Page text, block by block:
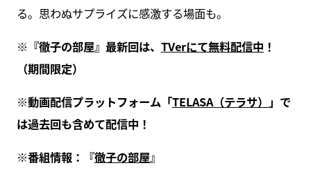
る。思わぬサプライズに感激する場面も。
※ 『徹子の部屋』最新回は、 TVerにて無料配信中 ！
（期間限定）
※動画配信プラットフォーム「TELASA（テラサ） 」で
は過去回も含めて配信中！
※番組情報：『徹子の部屋』